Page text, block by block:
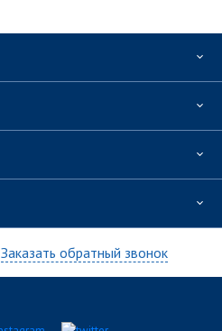
Заказать обратный звонок